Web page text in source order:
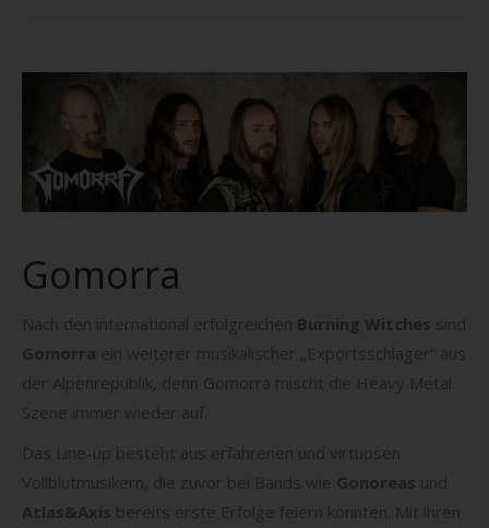
Gomorra
Nach den international erfolgreichen Burning Witches sind
Gomorra ein weiterer musikalischer „Exportsschlager“ aus
der Alpenrepublik, denn Gomorra mischt die Heavy Metal
Szene immer wieder auf.
Das Line-up besteht aus erfahrenen und virtuosen
Vollblutmusikern, die zuvor bei Bands wie Gonoreas und
Atlas&Axis bereits erste Erfolge feiern konnten. Mit ihren